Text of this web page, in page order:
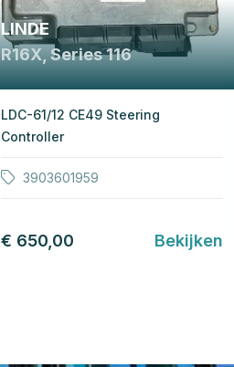
LINDE
R16X, Series 116
LDC-61/12 CE49 Steering
Controller
3903601959
€ 650,00 Bekijken